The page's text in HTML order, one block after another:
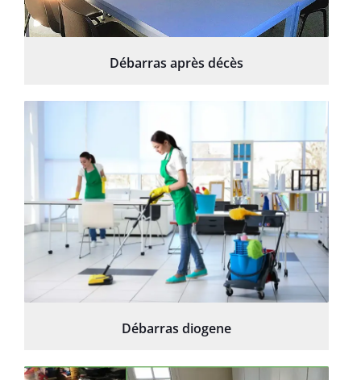
Débarras après décès
Débarras diogene